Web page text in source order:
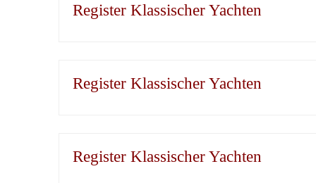
Register Klassischer Yachten
Register Klassischer Yachten
Register Klassischer Yachten